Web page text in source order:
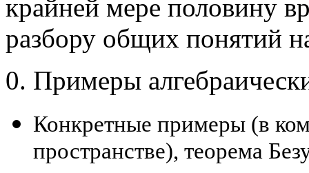
крайней мере половину
разбору общих понятий
0. Примеры
Конкретные примеры (в
пространстве), теорема